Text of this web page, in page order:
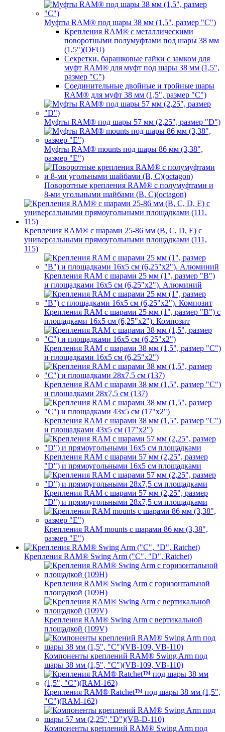
Муфты RAM® под шары 38 мм (1,5", размер "C")
Крепления RAM® с металлическими
поворотными полумуфтами под шары 38 мм
(1,5")(OFU)
Секретки, барашковые гайки с замком для
муфт RAM® для муфт под шары 38 мм (1,5",
размер "C")
Соединительные двойные и тройные шары
RAM® для муфт 38 мм (1,5", размер "C")
Муфты RAM® под шары 57 мм (2,25", размер "D")
Муфты RAM® mounts под шары 86 мм (3,38",
размер "E")
Поворотные крепления RAM® c полумуфтами и
8-ми угольными шайбами (B, C)(octagon)
Крепления RAM® с шарами 25-86 мм (B, C, D, E) с
универсальными прямоугольными площадками (111,
115)
Крепления RAM с шарами 25 мм (1", размер "B")
и площадками 16х5 см (6,25"х2"). Алюминий
Крепления RAM с шарами 25 мм (1", размер "B") с
площадками 16х5 см (6,25"х2"). Композит
Крепления RAM с шарами 38 мм (1,5", размер "C")
и площадками 16х5 см (6,25"х2")
Крепления RAM с шарами 38 мм (1,5", размер "C")
и площадками 28х7,5 см (137)
Крепления RAM с шарами 38 мм (1,5", размер "C")
и площадками 43х5 см (17"х2")
Крепления RAM с шарами 57 мм (2,25", размер
"D") и прямоугольными 16х5 см площадками
Крепления RAM с шарами 57 мм (2,25", размер
"D") и прямоугольными 28х7,5 см площадками
Крепления RAM mounts с шарами 86 мм (3,38",
размер "E")
Крепления RAM® Swing Arm ("C", "D", Ratchet)
Крепления RAM® Swing Arm с горизонтальной
площадкой (109H)
Крепления RAM® Swing Arm с вертикальной
площадкой (109V)
Компоненты креплений RAM® Swing Arm под
шары 38 мм (1,5", "C")(VB-109, VB-110)
Крепления RAM® Ratchet™ под шары 38 мм (1,5",
"C")(RAM-162)
Компоненты креплений RAM® Swing Arm под